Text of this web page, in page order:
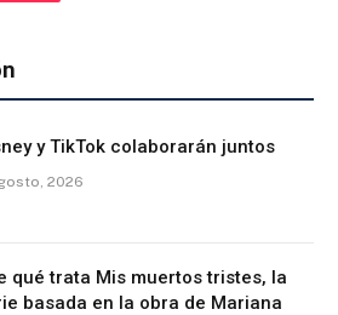
y TikTok colaborarán juntos
2026
qué trata Mis muertos tristes, la
basada en la obra de Mariana